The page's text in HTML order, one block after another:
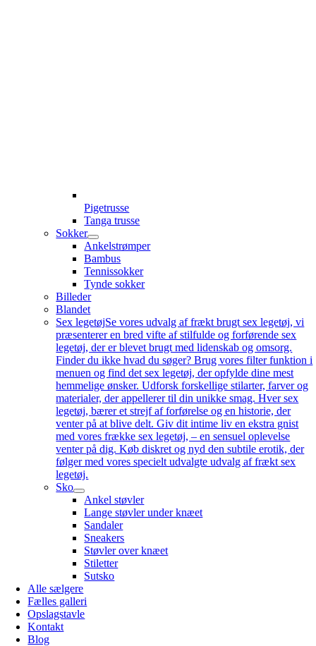
Pigetrusse
Tanga trusse
Sokker
Ankelstrømper
Bambus
Tennissokker
Tynde sokker
Billeder
Blandet
Sex legetøjSe vores udvalg af frækt brugt sex legetøj, vi
præsenterer en bred vifte af stilfulde og forførende sex
legetøj, der er blevet brugt med lidenskab og omsorg.
Finder du ikke hvad du søger? Brug vores filter funktion i
menuen og find det sex legetøj, der opfylde dine mest
hemmelige ønsker. Udforsk forskellige stilarter, farver og
materialer, der appellerer til din unikke smag. Hver sex
legetøj, bærer et strejf af forførelse og en historie, der
venter på at blive delt. Giv dit intime liv en ekstra gnist
med vores frække sex legetøj, – en sensuel oplevelse
venter på dig. Køb diskret og nyd den subtile erotik, der
følger med vores specielt udvalgte udvalg af frækt sex
legetøj.
Sko
Ankel støvler
Lange støvler under knæet
Sandaler
Sneakers
Støvler over knæet
Stiletter
Sutsko
Alle sælgere
Fælles galleri
Opslagstavle
Kontakt
Blog